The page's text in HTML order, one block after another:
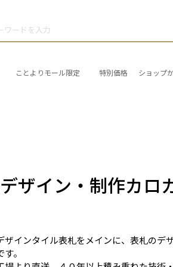
ことよりモール限定 特別価格 ショップ
ザイン・制作カロ
インタイル表札をメインに、表札のデ
。